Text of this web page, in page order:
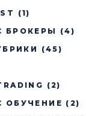
(1)
БРОКЕРЫ
(4)
(45)
(2)
ОБУЧЕНИЕ (2)